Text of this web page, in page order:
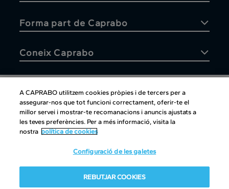
Forma part de Caprabo
Coneix Caprabo
Atenció al client
Copyright| Política de cookies
A CAPRABO utilitzem cookies pròpies i de tercers per a
assegurar-nos que tot funcioni correctament, oferir-te el
millor servei i mostrar-te recomanacions i anuncis ajustats a
les teves preferències. Per a més informació, visita la
nostra política de cookies
Configuració de les galetes
REBUTJAR COOKIES